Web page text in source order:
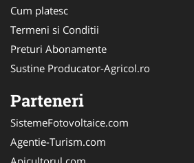
Cum platesc
Termeni si Conditii
Preturi Abonamente
Sustine Producator-Agricol.ro
Parteneri
SistemeFotovoltaice.com
Agentie-Turism.com